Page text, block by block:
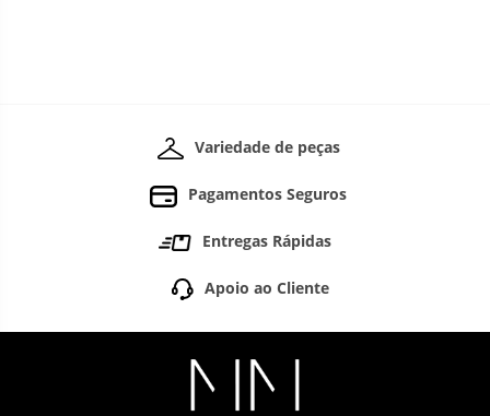
Variedade de peças
Pagamentos Seguros
Entregas Rápidas
Apoio ao Cliente